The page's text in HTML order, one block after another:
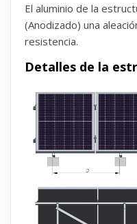
El aluminio de la
(Anodizado) una
resistencia.
Detalles de la